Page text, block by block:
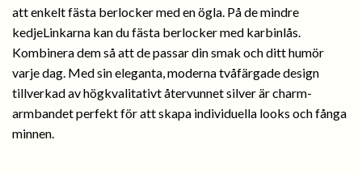
att enkelt fästa berlocker med en ögla. På de mindre
kedjeLinkarna kan du fästa berlocker med karbinlås.
Kombinera dem så att de passar din smak och ditt humör
varje dag. Med sin eleganta, moderna tvåfärgade design
tillverkad av högkvalitativt återvunnet silver är charm-
armbandet perfekt för att skapa individuella looks och fånga
minnen.